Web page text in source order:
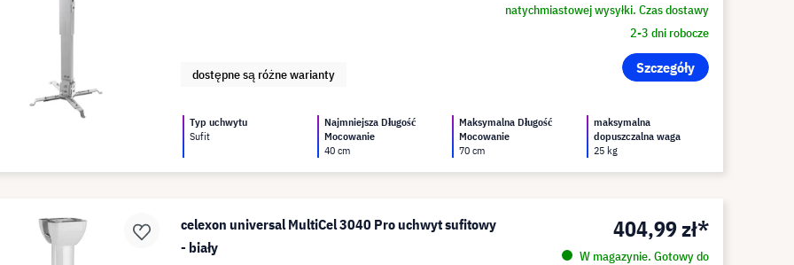
natychmiastowej wysyłki. Czas dostawy
2-3 dni robocze
Szczegóły
dostępne są różne warianty
Typ uchwytu
Sufit
Najmniejsza Długość
Mocowanie
40 cm
Maksymalna Długość
Mocowanie
70 cm
maksymalna
dopuszczalna waga
25 kg
celexon universal MultiCel 3040 Pro uchwyt sufitowy
- biały
404,99 zł*
W magazynie. Gotowy do